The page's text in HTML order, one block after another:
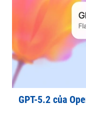
GPT-5.2 của